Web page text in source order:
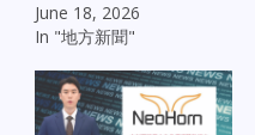
June 18, 2026
In "地方新聞"